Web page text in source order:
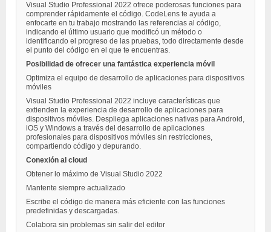
Visual Studio Professional 2022 ofrece poderosas funciones para
comprender rápidamente el código. CodeLens te ayuda a
enfocarte en tu trabajo mostrando las referencias al código,
indicando el último usuario que modificó un método o
identificando el progreso de las pruebas, todo directamente desde
el punto del código en el que te encuentras.
Posibilidad de ofrecer una fantástica experiencia móvil
Optimiza el equipo de desarrollo de aplicaciones para dispositivos
móviles
Visual Studio Professional 2022 incluye características que
extienden la experiencia de desarrollo de aplicaciones para
dispositivos móviles. Despliega aplicaciones nativas para Android,
iOS y Windows a través del desarrollo de aplicaciones
profesionales para dispositivos móviles sin restricciones,
compartiendo código y depurando.
Conexión al cloud
Obtener lo máximo de Visual Studio 2022
Mantente siempre actualizado
Escribe el código de manera más eficiente con las funciones
predefinidas y descargadas.
Colabora sin problemas sin salir del editor